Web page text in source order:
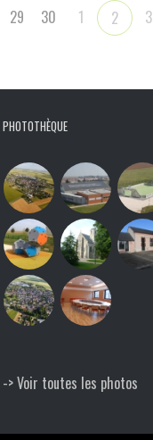
29
30 1 2 3
PHOTOTHÈQUE
-> Voir toutes les photos